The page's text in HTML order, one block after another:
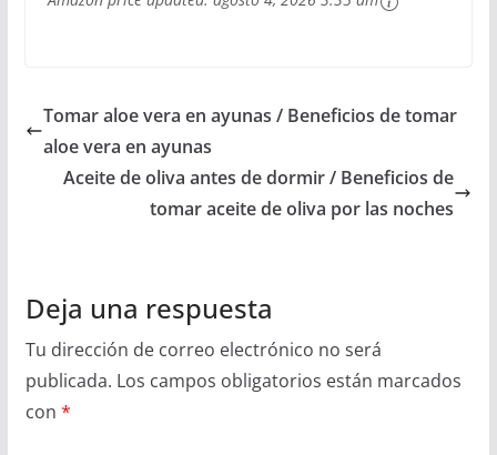
Tomar aloe vera en ayunas / Beneficios de tomar
aloe vera en ayunas
Aceite de oliva antes de dormir / Beneficios de
tomar aceite de oliva por las noches
Deja una respuesta
Tu dirección de correo electrónico no será
publicada. Los campos obligatorios están marcados
con *